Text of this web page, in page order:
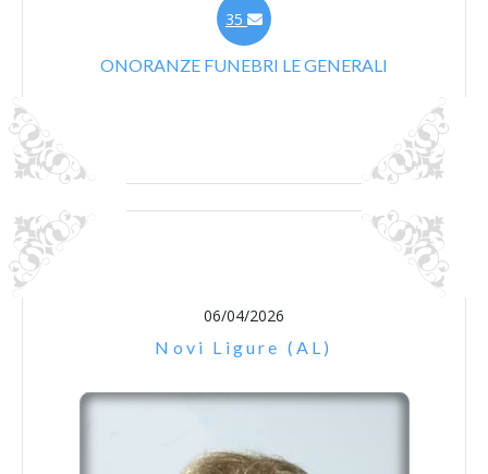
35
ONORANZE FUNEBRI LE GENERALI
06/04/2026
Novi Ligure (AL)